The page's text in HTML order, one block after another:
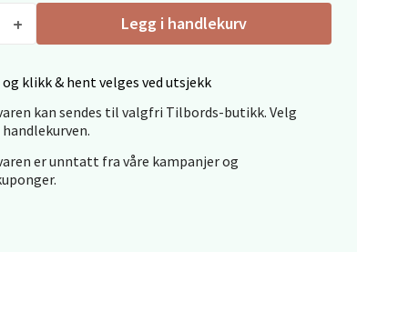
Legg i handlekurv
klikk & hent velges ved utsjekk
kan sendes til valgfri Tilbords-butikk. Velg
er unntatt fra våre kampanjer og